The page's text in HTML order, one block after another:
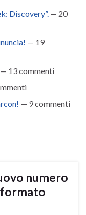
Discovery”. — 20
— 19
— 13 commenti
— 9 commenti
numero
formato